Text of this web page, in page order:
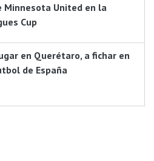
Minnesota United en la
Cup
en Querétaro, a fichar en
de España